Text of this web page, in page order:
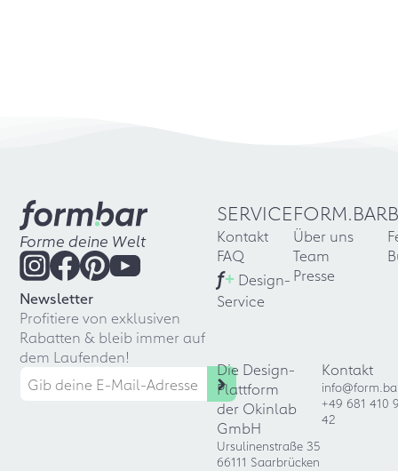
Forme deine Welt
Newsletter
Profitiere von exklusiven
Rabatten & bleib immer auf
dem Laufenden!
SERVICE
Kontakt
FAQ
f+ Design-
Service
FORM.BAR
Über uns
Team
Presse
Die Design-
Plattform
der Okinlab
GmbH
Ursulinenstraße 35
66111 Saarbrücken
Kontakt
+49 681 410
42